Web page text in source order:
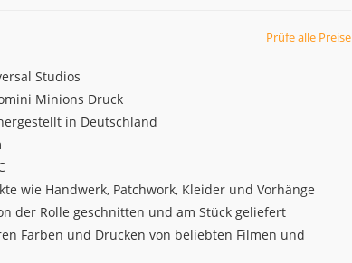
Prüfe alle Preise
Studios
Minions Druck
in Deutschland
wie Handwerk, Patchwork, Kleider und Vorhänge
der Rolle geschnitten und am Stück geliefert
Farben und Drucken von beliebten Filmen und